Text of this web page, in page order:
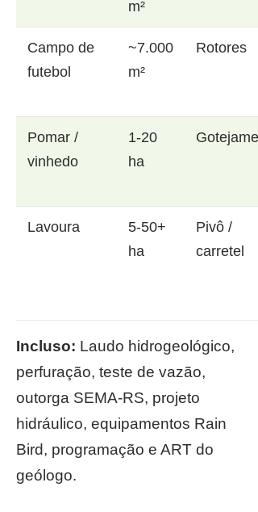
m²
Campo de
futebol
~7.000
m²
Rotores
Pomar /
vinhedo
1-20
ha
Lavoura
5-50+
ha
Pivô /
carretel
Incluso: Laudo hidrogeológico,
perfuração, teste de vazão,
outorga SEMA-RS, projeto
hidráulico, equipamentos Rain
Bird, programação e ART do
geólogo.